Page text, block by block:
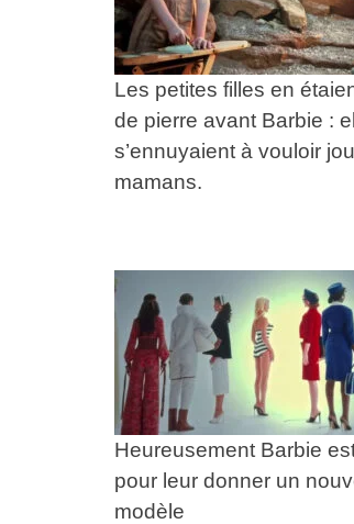
Les petites filles en
de pierre avant Barbie :
s’ennuyaient à vouloir
mamans.
Heureusement Barbie
pour leur donner un
modèle